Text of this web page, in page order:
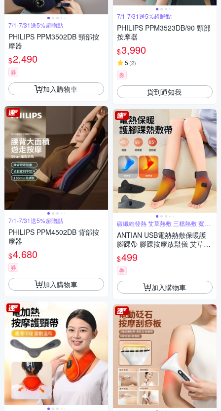
7/1-7/31送5%超贈點
PHILIPS PPM3502DB 頸部按
摩器
$2,490
券
加入購物車
7/1-7/31送5%超贈點
PHILIPS PPM4502DB 背部按
摩器
$4,680
券
加入購物車
7/1-7/31送5%超贈點
PHILIPS PPM3523DB/90 頸部
按摩器
$3,990
5 (2)
券
貨到通知我
碳纖維發熱 艾草熱敷 三檔熱敷 寬鬆
緊帶
ANTIAN USB電熱熱敷保暖護
腳踝帶 腳踝按摩放鬆儀 艾草暖
足器 腳踝保暖神器（非醫療器
材）
$499
券
加入購物車